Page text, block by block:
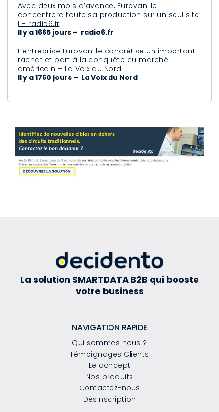
Avec deux mois d’avance, Eurovanille
concentrera toute sa production sur un seul site
! – radio6.fr
Il y a 1665 jours – radio6.fr
L’entreprise Eurovanille concrétise un important
rachat et part à la conquête du marché
américain – La Voix du Nord
Il y a 1750 jours – La Voix du Nord
La solution SMARTDATA B2B qui booste
votre business
NAVIGATION RAPIDE
Qui sommes nous ?
Témoignages Clients
Le concept
Nos produits
Contactez-nous
Désinscription